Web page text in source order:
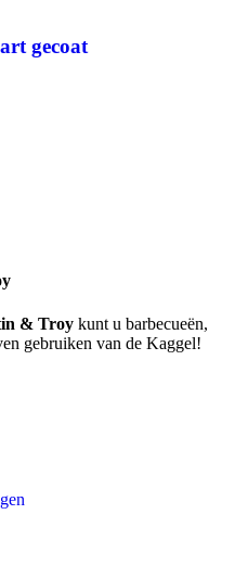
gecoat
& Troy kunt u barbecueën,
gebruiken van de Kaggel!